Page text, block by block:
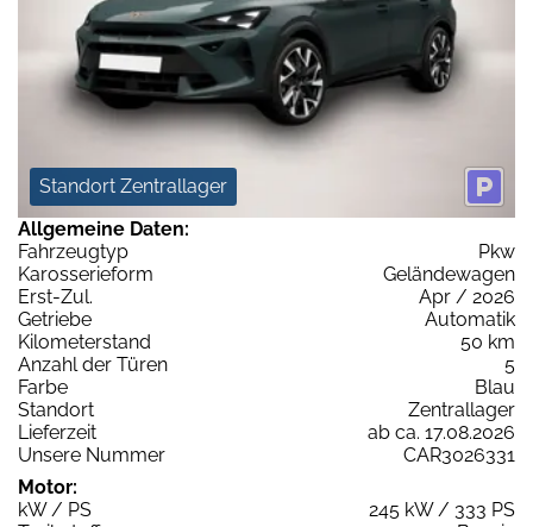
Standort Zentrallager
Allgemeine Daten:
Fahrzeugtyp
Pkw
Karosserieform
Geländewagen
Erst-Zul.
Apr / 2026
Getriebe
Automatik
Kilometerstand
50 km
Anzahl der Türen
5
Farbe
Blau
Standort
Zentrallager
Lieferzeit
ab ca. 17.08.2026
Unsere Nummer
CAR3026331
Motor:
kW / PS
245 kW / 333 PS